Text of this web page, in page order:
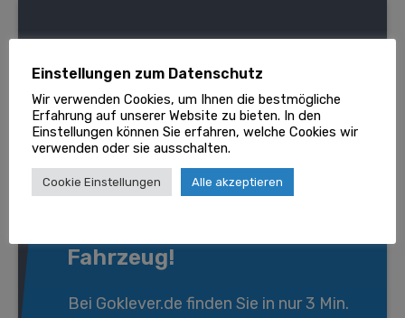
Fahrzeug!
Bei Goklever.de finden Sie in nur 3 Min.
Einstellungen zum Datenschutz
Wir verwenden Cookies, um Ihnen die bestmögliche
Erfahrung auf unserer Website zu bieten. In den
Einstellungen können Sie erfahren, welche Cookies wir
verwenden oder sie ausschalten.
Cookie Einstellungen Alle akzeptieren